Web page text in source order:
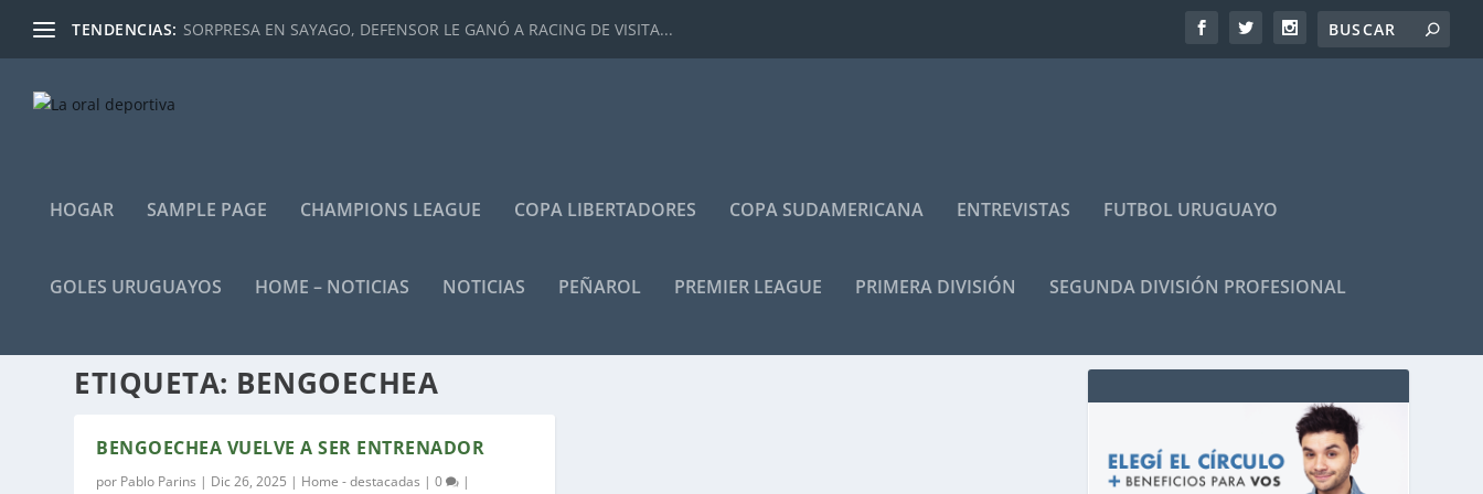
TENDENCIAS: SORPRESA EN SAYAGO, DEFENSOR LE GANÓ A RACING DE VISITA...
HOGAR SAMPLE PAGE CHAMPIONS LEAGUE COPA LIBERTADORES COPA SUDAMERICANA ENTREVISTAS FUTBOL URUGUAYO
GOLES URUGUAYOS HOME – NOTICIAS NOTICIAS PEÑAROL PREMIER LEAGUE PRIMERA DIVISIÓN SEGUNDA DIVISIÓN PROFESIONAL
ETIQUETA: BENGOECHEA
BENGOECHEA VUELVE A SER ENTRENADOR
por Pablo Parins | Dic 26, 2025 | Home - destacadas |0 |